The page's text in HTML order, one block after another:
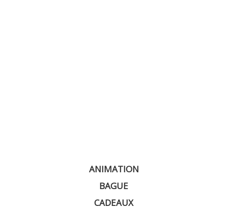
ANIMATION
BAGUE
CADEAUX